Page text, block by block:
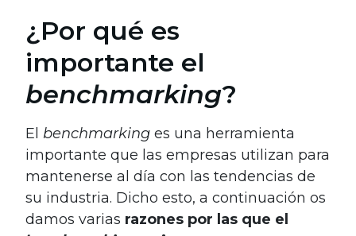
¿Por qué es
importante el
benchmarking?
El benchmarking es una herramienta
importante que las empresas utilizan para
mantenerse al día con las tendencias de
su industria. Dicho esto, a continuación os
damos varias razones por las que el